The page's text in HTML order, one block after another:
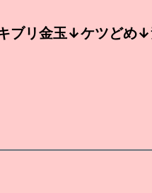
ブリ金玉↓ケツど